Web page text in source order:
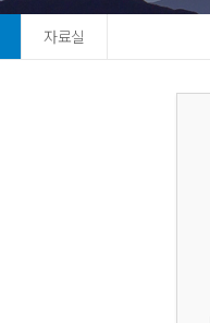
자료실